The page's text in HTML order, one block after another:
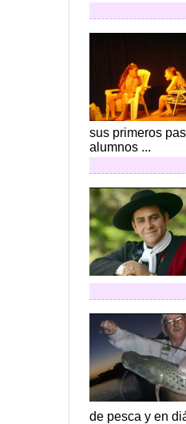
sus primeros
alumnos ...
de pesca y en